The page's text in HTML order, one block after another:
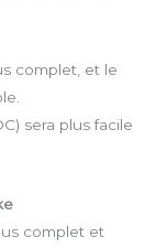
complet, et le
sera plus facile
complet et